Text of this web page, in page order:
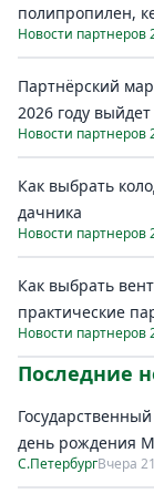
полипропилен,
Новости партнеров
Партнёрский
2026 году
Новости партнеров
Как выбрать
дачника
Новости партнеров
Как выбрать
практические
Новости партнеров
Последние
день рождения
С.ПетербургВчера